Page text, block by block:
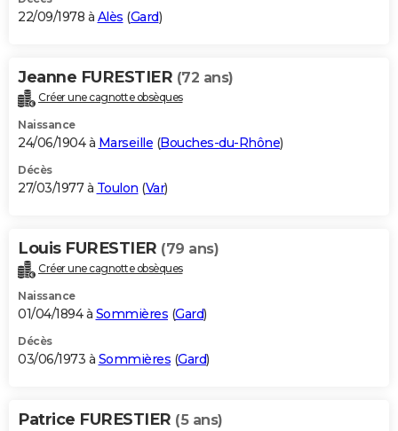
22/09/1978 à Alès (Gard)
Jeanne FURESTIER (72 ans)
Créer une cagnotte obsèques
Naissance
24/06/1904 à Marseille (Bouches-du-Rhône)
Décès
27/03/1977 à Toulon (Var)
Louis FURESTIER (79 ans)
Créer une cagnotte obsèques
Naissance
01/04/1894 à Sommières (Gard)
Décès
03/06/1973 à Sommières (Gard)
Patrice FURESTIER (5 ans)